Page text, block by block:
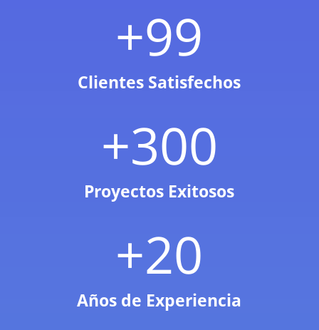
+99
Clientes Satisfechos
+300
Proyectos Exitosos
+20
Años de Experiencia